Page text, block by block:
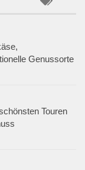
Genussorte
Touren